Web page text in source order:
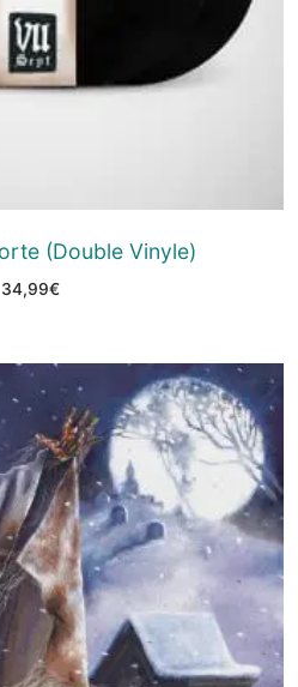
(Double Vinyle)
34,99€